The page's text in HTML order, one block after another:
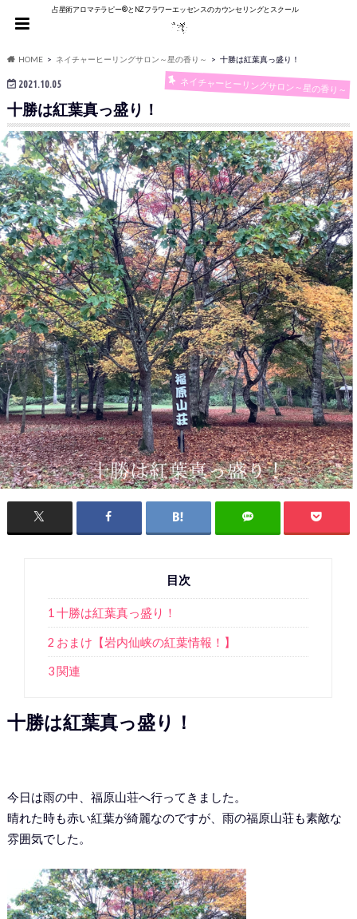
占星術アロマテラピー®︎とNZフラワーエッセンスのカウンセリングとスクール
HOME ネイチャーヒーリングサロン～星の香り～ 十勝は紅葉真っ盛り！
2021.10.05 ネイチャーヒーリングサロン～星の香り～
十勝は紅葉真っ盛り！
目次
1 十勝は紅葉真っ盛り！
2 おまけ【岩内仙峡の紅葉情報！】
3 関連
十勝は紅葉真っ盛り！
今日は雨の中、福原山荘へ行ってきました。
晴れた時も赤い紅葉が綺麗なのですが、雨の福原山荘も素敵な
雰囲気でした。